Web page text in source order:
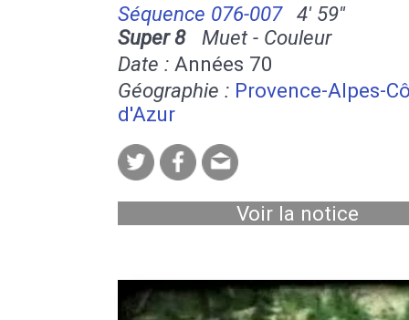
Séquence 076-007
4' 59''
Super 8Muet - Couleur
Date : Années 70
Géographie : Provence-Alpes-
d'Azur
Voir la notice